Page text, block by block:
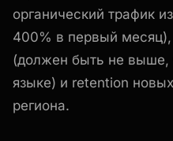
органический трафик
400% в первый месяц),
(должен быть не выше,
языке) и retention
региона.